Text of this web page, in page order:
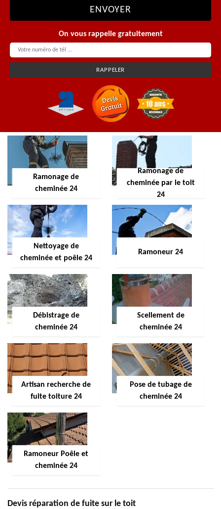
On vous rappelle gratuitement
Ramonage de
cheminée 24
Ramonage de
cheminée par le toit
24
Nettoyage de
cheminée et poêle 24
Ramoneur 24
Débistrage de
cheminée 24
Scellement de
cheminée 24
Artisan recherche de
fuite toiture 24
Pose de tubage de
cheminée 24
Ramoneur Poêle et
cheminée 24
Devis réparation de fuite sur le toit